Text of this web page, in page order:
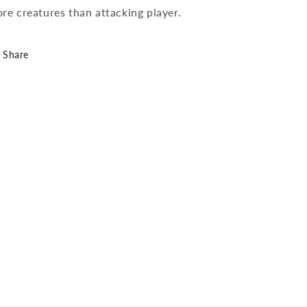
creatures than attacking player.
Share